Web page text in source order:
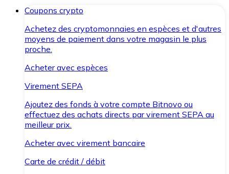
Coupons crypto
Achetez des cryptomonnaies en espèces et d'autres
moyens de paiement dans votre magasin le plus
proche.
Acheter avec espèces
Virement SEPA
Ajoutez des fonds à votre compte Bitnovo ou
effectuez des achats directs par virement SEPA au
meilleur prix.
Acheter avec virement bancaire
Carte de crédit / débit